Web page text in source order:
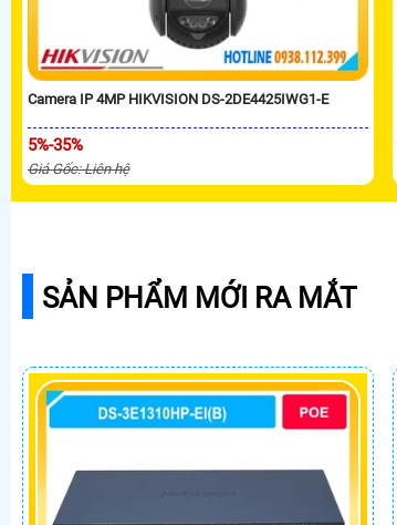
Camera IP 4MP HIKVISION DS-2DE4425IWG1-E
5%-35%
Giá Gốc: Liên hệ
SẢN PHẨM MỚI RA MẮT